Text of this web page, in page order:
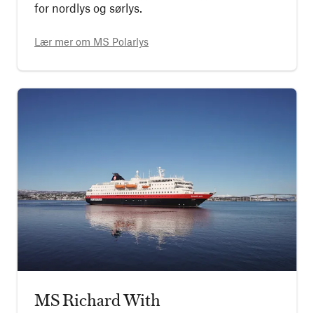
for nordlys og sørlys.
Lær mer om MS Polarlys
MS Richard With